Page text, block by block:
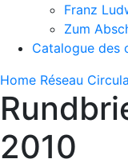
Franz
Zum
Catalogue des
Home Réseau
2010